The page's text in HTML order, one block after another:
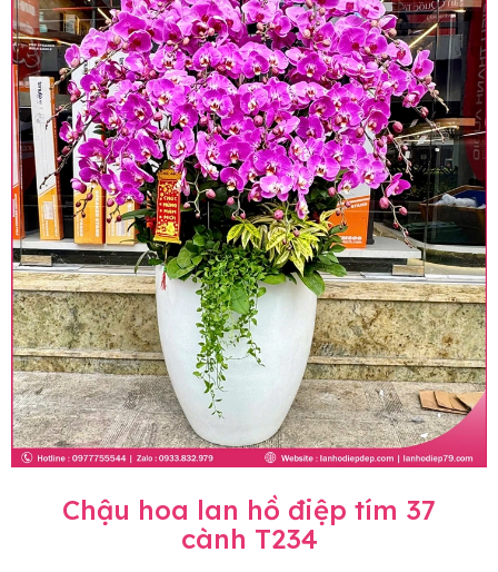
Chậu hoa lan hồ điệp tím 37
cành T234